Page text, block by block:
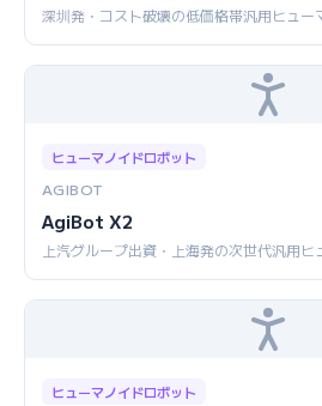
深圳発・コスト破壊の低価格帯汎用ヒュー
ヒューマノイドロボット
AGIBOT
AgiBot X2
上汽グループ出資・上海発の次世代汎用ヒ
ヒューマノイドロボット